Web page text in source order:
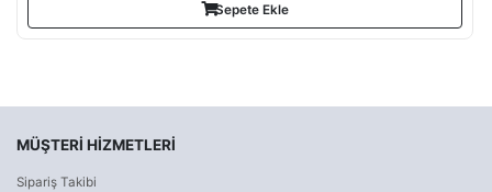
Sepete Ekle
MÜŞTERI HIZMETLERI
Sipariş Takibi